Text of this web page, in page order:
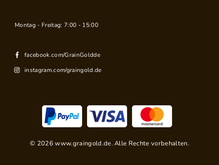
Montag - Freitag: 7:00 - 15:00
facebook.com/GrainGoldde
instagram.com/graingold.de
© 2026 www.graingold.de. Alle Rechte vorbehalten.